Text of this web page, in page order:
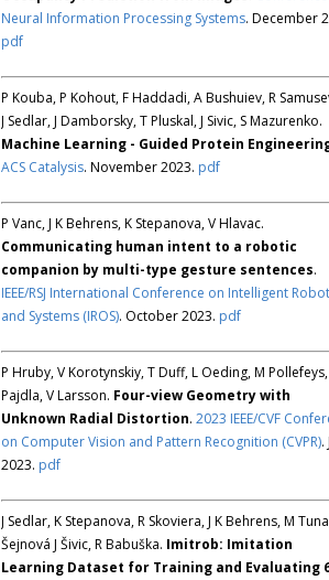
Neural Information Processing Systems. December
pdf
P Kouba, P Kohout, F Haddadi, A Bushuiev, R
J Sedlar, J Damborsky, T Pluskal, J Sivic, S Mazurenko.
Machine Learning - Guided Protein
ACS Catalysis. November 2023. pdf
P Vanc, J K Behrens, K Stepanova, V Hlavac.
Communicating human intent to a robotic
companion by multi-type gesture sentences.
IEEE/RSJ International Conference on Intelligent
and Systems (IROS). October 2023. pdf
P Hruby, V Korotynskiy, T Duff, L Oeding, M
Pajdla, V Larsson. Four-view Geometry with
Unknown Radial Distortion. 2023 IEEE/CVF
on Computer Vision and Pattern Recognition (CVPR).
2023. pdf
J Sedlar, K Stepanova, R Skoviera, J K Behrens, M
Šejnová J Šivic, R Babuška. Imitrob: Imitation
Learning Dataset for Training and Evaluating